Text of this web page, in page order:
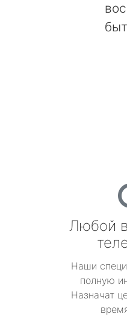
Любой
Наши
полную
Назначат